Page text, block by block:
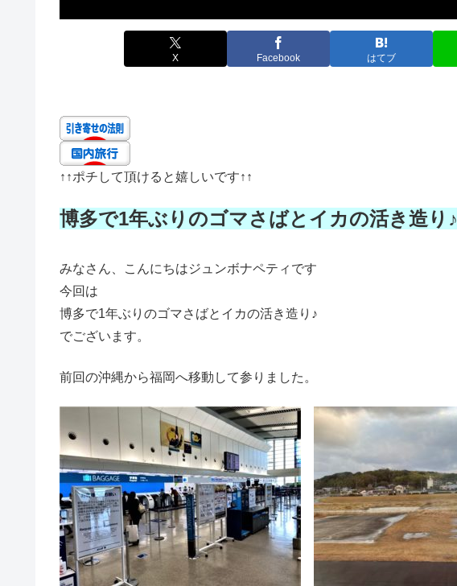
X Facebook はてブ
↑↑ポチして頂けると嬉しいです↑↑
博多で1年ぶりのゴマさばとイカの活き造り♪
みなさん、こんにちはジュンボナペティです
今回は
博多で1年ぶりのゴマさばとイカの活き造り♪
でございます。
前回の沖縄から福岡へ移動して参りました。